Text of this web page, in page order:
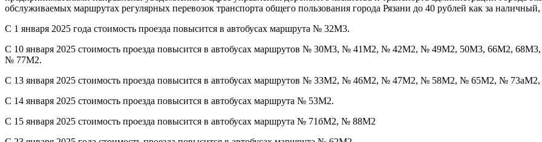
обслуживаемых маршрутах регулярных перевозок транспорта общего пользования города Рязани до 40 рублей как за
С 1 января 2025 года стоимость проезда повысится в автобусах маршрута № 32М3.
С 10 января 2025 стоимость проезда повысится в автобусах маршрутов № 30М3, № 41М2, № 42М2, № 49М2, 50М3, 66М2,
№ 77М2.
С 13 января 2025 стоимость проезда повысится в автобусах маршрутов № 33М2, № 46М2, № 47М2, № 58М2, № 65М2, №
С 14 января 2025 стоимость проезда повысится в автобусах маршрута № 53М2.
С 15 января 2025 стоимость проезда повысится в автобусах маршрута № 71бМ2, № 88М2